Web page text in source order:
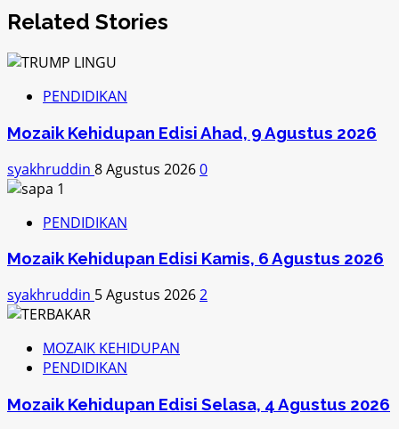
Related Stories
PENDIDIKAN
Mozaik Kehidupan Edisi Ahad, 9 Agustus 2026
syakhruddin 8 Agustus 20260
PENDIDIKAN
Mozaik Kehidupan Edisi Kamis, 6 Agustus 2026
syakhruddin 5 Agustus 20262
MOZAIK KEHIDUPAN
PENDIDIKAN
Mozaik Kehidupan Edisi Selasa, 4 Agustus 2026